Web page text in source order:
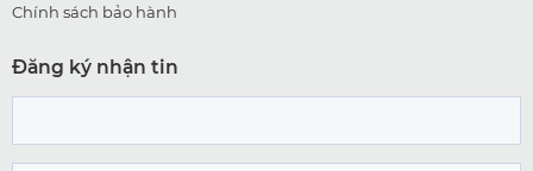
Chính sách bảo hành
Đăng ký nhận tin